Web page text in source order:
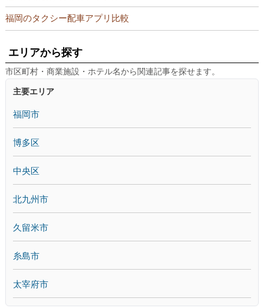
福岡のタクシー配車アプリ比較
エリアから探す
市区町村・商業施設・ホテル名から関連記事を探せます。
主要エリア
福岡市
博多区
中央区
北九州市
久留米市
糸島市
太宰府市